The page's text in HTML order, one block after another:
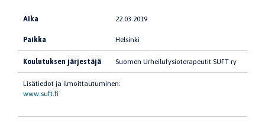
Aika 22.03.2019
Paikka Helsinki
Koulutuksen järjestäjä Suomen Urheilufysioterapeutit SUFT ry
Lisätiedot ja ilmoittautuminen:
www.suft.fi